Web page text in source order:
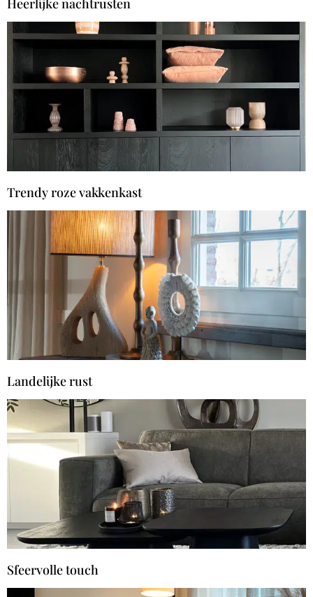
Trendy roze vakkenkast​
Landelijke rust
Sfeervolle touch